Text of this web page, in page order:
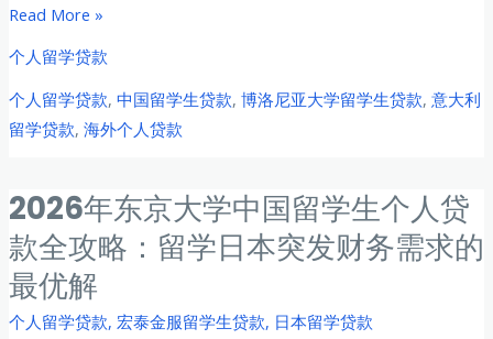
留
学
如
何
用
应
急
贷
款
2026
意
大
利
洛
尼
亚
大
学
Read More »
个人留学贷款
个人留学贷款, 中国留学生贷款, 博洛尼亚大学留学生贷款, 意大利
留学贷款, 海外个人贷款
2026年东京大学中国留学生个人贷
款全攻略：留学日本突发财务需求的
最优解
个人留学贷款, 宏泰金服留学生贷款, 日本留学贷款